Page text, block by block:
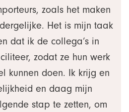
zoals het maken
Het is mijn taak
dat ik de collega’s in
zodat ze hun werk
kunnen doen. Ik krijg en
en daag mijn
stap te zetten, om